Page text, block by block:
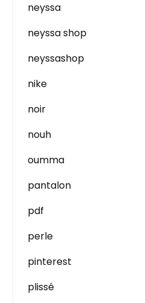
neyssa
neyssa shop
neyssashop
nike
noir
nouh
oumma
pantalon
pdf
perle
pinterest
plissé